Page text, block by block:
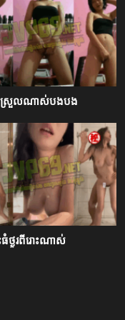
ស្រួលណាស់បងបង
ថ្ងូរពីរោះណាស់